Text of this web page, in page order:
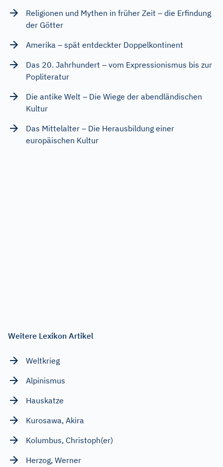
Religionen und Mythen in früher Zeit – die Erfindung
der Götter
Amerika – spät entdeckter Doppelkontinent
Das 20. Jahrhundert – vom Expressionismus bis zur
Popliteratur
Die antike Welt – Die Wiege der abendländischen
Kultur
Das Mittelalter – Die Herausbildung einer
europäischen Kultur
Weitere Lexikon Artikel
Weltkrieg
Alpinismus
Hauskatze
Kurosawa, Akira
Kolumbus, Christoph(er)
Herzog, Werner